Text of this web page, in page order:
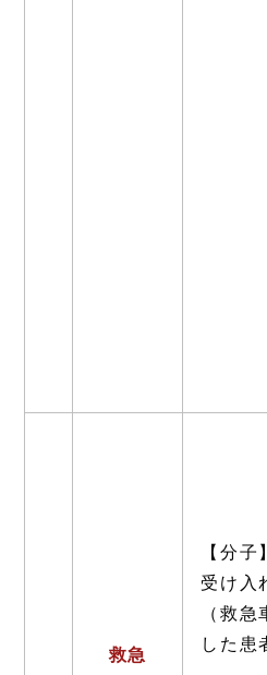
救急
【分子
受け入
（救急
した患